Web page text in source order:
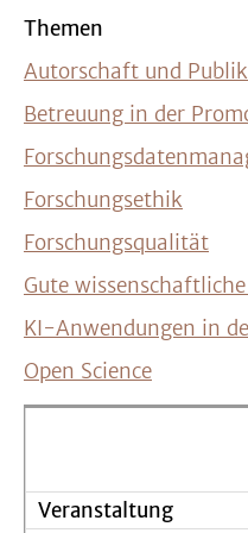
Themen
Autorschaft und
Betreuung in der
Forschungsethik
Forschungsqualität
Gute
KI-Anwendungen in
Open Science
Veranstaltung